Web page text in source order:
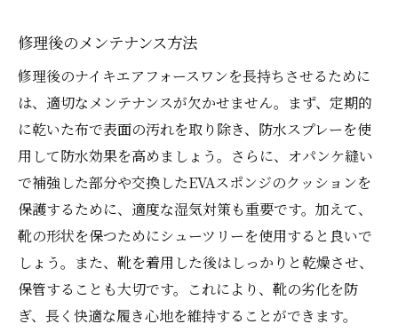
靴修理のプロからのアドバイス
修理後のメンテナンス方法
修理後のナイキエアフォースワンを長持ちさせるために
は、適切なメンテナンスが欠かせません。まず、定期的
に乾いた布で表面の汚れを取り除き、防水スプレーを使
用して防水効果を高めましょう。さらに、オパンケ縫い
で補強した部分や交換したEVAスポンジのクッションを
保護するために、適度な湿気対策も重要です。加えて、
靴の形状を保つためにシューツリーを使用すると良いで
しょう。また、靴を着用した後はしっかりと乾燥させ、
保管することも大切です。これにより、靴の劣化を防
ぎ、長く快適な履き心地を維持することができます。